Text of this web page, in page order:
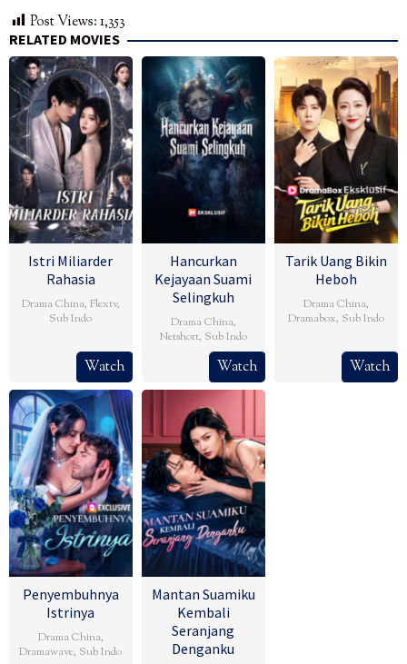
Post Views:1,353
RELATED MOVIES
Istri Miliarder
Rahasia
Drama China, Flextv,
Sub Indo
Watch
Hancurkan
Kejayaan Suami
Selingkuh
Drama China,
Netshort, Sub Indo
Watch
Tarik Uang Bikin
Heboh
Drama China,
Dramabox, Sub Indo
Watch
Penyembuhnya
Istrinya
Drama China,
Dramawave, Sub Indo
Mantan Suamiku
Kembali
Seranjang
Denganku